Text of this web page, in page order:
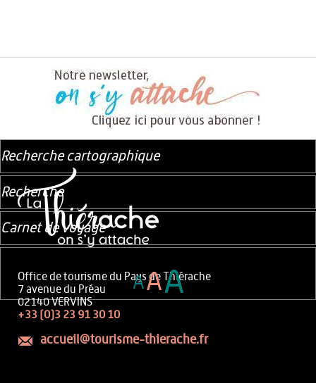
Office de tourisme du Pays de Thiérache
7 avenue du Préau
02140 VERVINS
+33 (0)3 23 91 30 10
accueil@tourisme-thierache.fr
Recherche cartographique
Recherche
Carnet de voyage
AAA